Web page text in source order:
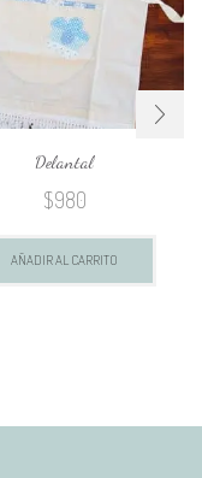
Delantal
$980
AÑADIR AL CARRITO